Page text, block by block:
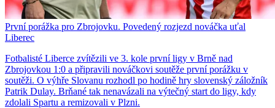
První porážka pro Zbrojovku. Povedený rozjezd nováčka uťal
Liberec
Fotbalisté Liberce zvítězili ve 3. kole první ligy v Brně nad
Zbrojovkou 1:0 a připravili nováčkovi soutěže první porážku v
soutěži. O výhře Slovanu rozhodl po hodině hry slovenský záložník
Patrik Dulay. Brňané tak nenavázali na výtečný start do ligy, kdy
zdolali Spartu a remizovali v Plzni.